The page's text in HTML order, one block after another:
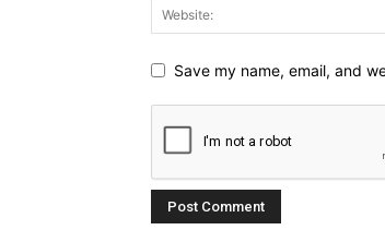
Save my name, email, and